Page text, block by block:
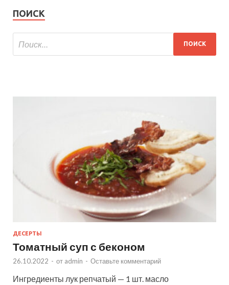
ПОИСК
ДЕСЕРТЫ
Томатный суп с беконом
26.10.2022 - от admin - Оставьте комментарий
Ингредиенты лук репчатый — 1 шт. масло